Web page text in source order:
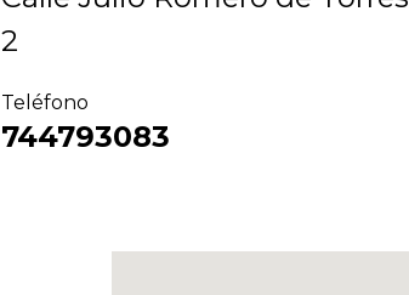
2
Teléfono
744793083